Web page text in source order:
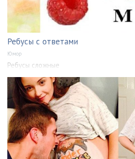
Ребусы с ответами
Юмор
Ребусы сложные